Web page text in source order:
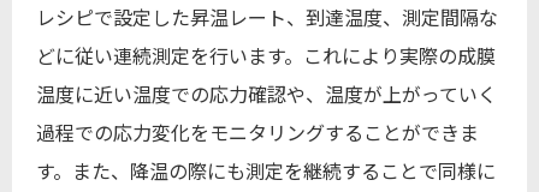
レシピで設定した昇温レート、到達温度、測定間隔な
どに従い連続測定を行います。これにより実際の成膜
温度に近い温度での応力確認や、温度が上がっていく
過程での応力変化をモニタリングすることができま
す。また、降温の際にも測定を継続することで同様に